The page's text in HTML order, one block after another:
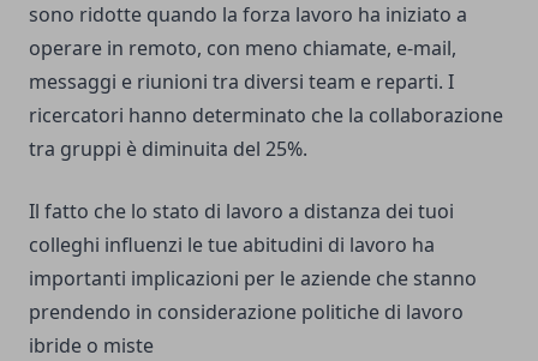
sono ridotte quando la forza lavoro ha iniziato a
operare in remoto, con meno chiamate, e-mail,
messaggi e riunioni tra diversi team e reparti. I
ricercatori hanno determinato che la collaborazione
tra gruppi è diminuita del 25%.
Il fatto che lo stato di lavoro a distanza dei tuoi
colleghi influenzi le tue abitudini di lavoro ha
importanti implicazioni per le aziende che stanno
prendendo in considerazione politiche di lavoro
ibride o miste